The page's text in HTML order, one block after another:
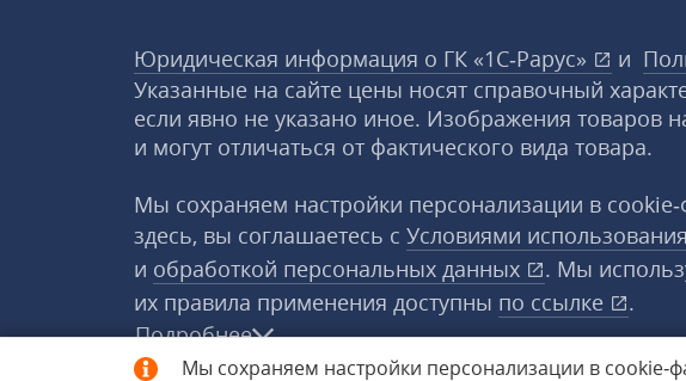
Мы сохраняем настройки персонализации в
Юридическая информация о ГК «1С‑Рарус» и
Указанные на сайте цены носят справочный
если явно не указано иное. Изображения товаров
и могут отличаться от фактического вида товара.
Мы сохраняем настройки персонализации в
здесь, вы соглашаетесь с Условиями использования
и обработкой персональных данных
. Мы
их правила применения доступны по ссылке
.
Подробнее